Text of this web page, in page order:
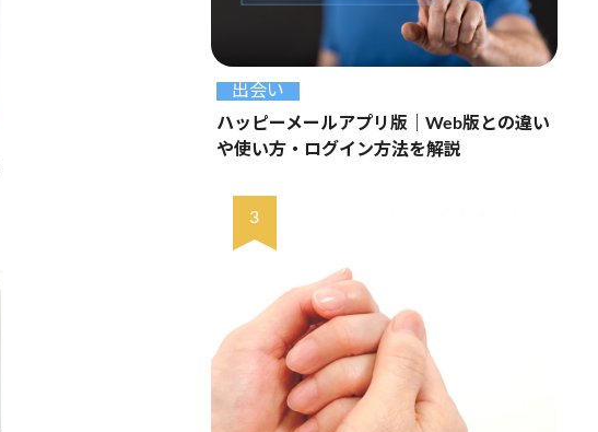
出会い
ハッピーメールアプリ版｜Web版との違い
や使い方・ログイン方法を解説